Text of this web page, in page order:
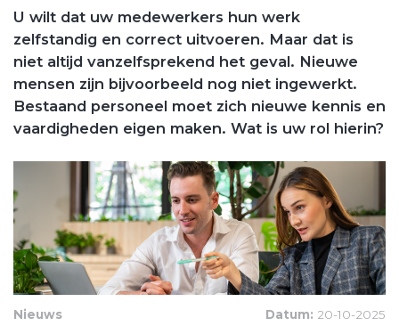
U wilt dat uw medewerkers hun werk
zelfstandig en correct uitvoeren. Maar dat is
niet altijd vanzelfsprekend het geval. Nieuwe
mensen zijn bijvoorbeeld nog niet ingewerkt.
Bestaand personeel moet zich nieuwe kennis en
vaardigheden eigen maken. Wat is uw rol hierin?
Nieuws Datum: 20-10-2025